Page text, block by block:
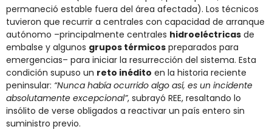
permaneció estable fuera del área afectada). Los técnicos
tuvieron que recurrir a centrales con capacidad de arranque
autónomo –principalmente centrales hidroeléctricas de
embalse y algunos grupos térmicos preparados para
emergencias– para iniciar la resurrección del sistema. Esta
condición supuso un reto inédito en la historia reciente
peninsular: “Nunca había ocurrido algo así, es un incidente
absolutamente excepcional”, subrayó REE, resaltando lo
insólito de verse obligados a reactivar un país entero sin
suministro previo.